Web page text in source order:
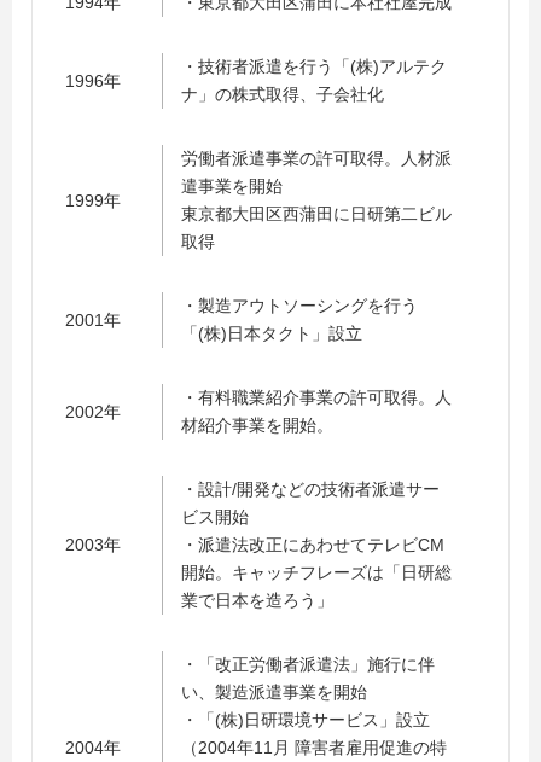
1996年
・技術者派遣を行う「(株)アルテク
ナ」の株式取得、子会社化
1999年
労働者派遣事業の許可取得。人材派
遣事業を開始
東京都大田区西蒲田に日研第二ビル
取得
2001年
・製造アウトソーシングを行う
「(株)日本タクト」設立
2002年
・有料職業紹介事業の許可取得。人
材紹介事業を開始。
2003年
・設計/開発などの技術者派遣サー
ビス開始
・派遣法改正にあわせてテレビCM
開始。キャッチフレーズは「日研総
業で日本を造ろう」
2004年
・「改正労働者派遣法」施行に伴
い、製造派遣事業を開始
・「(株)日研環境サービス」設立
（2004年11月 障害者雇用促進の特